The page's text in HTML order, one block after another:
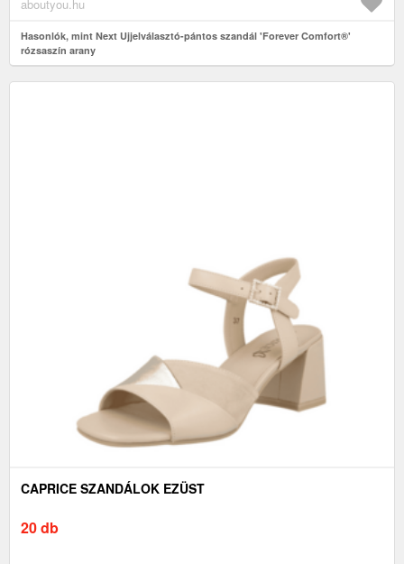
aboutyou.hu
Hasonlók, mint Next Ujjelválasztó-pántos szandál 'Forever Comfort®'
rózsaszín arany
CAPRICE SZANDÁLOK EZÜST
20 db